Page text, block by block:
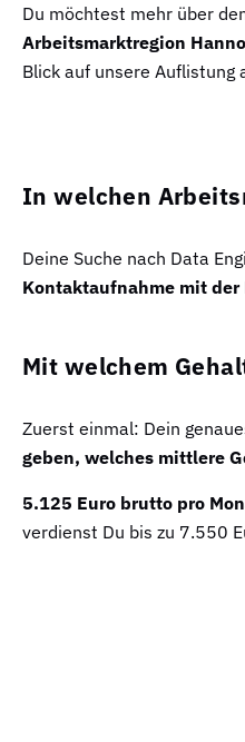
Du möchtest mehr über
Arbeitsmarktregion
Blick auf unsere Auflistung
In welchen
Deine Suche nach Data
Kontaktaufnahme mit
Mit welchem
Zuerst einmal: Dein
geben, welches mittlere
5.125 Euro brutto pro
verdienst Du bis zu 7.550